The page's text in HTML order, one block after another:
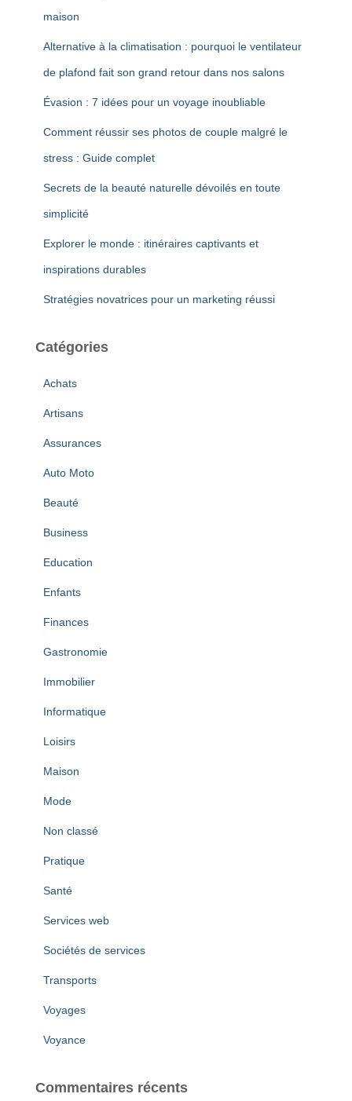
maison
Alternative à la climatisation : pourquoi le ventilateur
de plafond fait son grand retour dans nos salons
Évasion : 7 idées pour un voyage inoubliable
Comment réussir ses photos de couple malgré le
stress : Guide complet
Secrets de la beauté naturelle dévoilés en toute
simplicité
Explorer le monde : itinéraires captivants et
inspirations durables
Stratégies novatrices pour un marketing réussi
Catégories
Achats
Artisans
Assurances
Auto Moto
Beauté
Business
Education
Enfants
Finances
Gastronomie
Immobilier
Informatique
Loisirs
Maison
Mode
Non classé
Pratique
Santé
Services web
Sociétés de services
Transports
Voyages
Voyance
Commentaires récents